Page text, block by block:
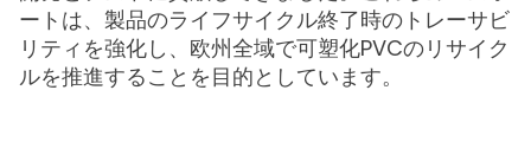
ートは、製品のライフサイクル終了時のトレーサビ
リティを強化し、欧州全域で可塑化PVCのリサイク
ルを推進することを目的としています。